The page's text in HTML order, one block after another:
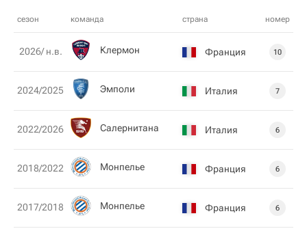
сезон команда страна номер
2026/ н.в. Клермон Франция 10
2024/2025 Эмполи Италия 7
2022/2026 Салернитана Италия 6
2018/2022 Монпелье Франция 6
2017/2018 Монпелье Франция 6